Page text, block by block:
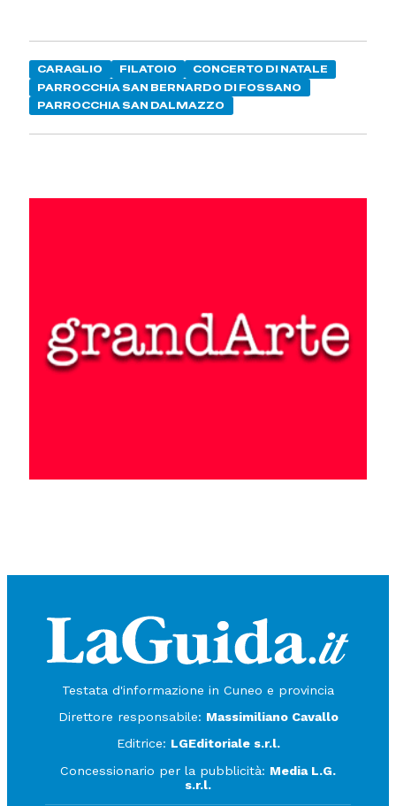
CARAGLIO FILATOIO
CONCERTO DI NATALE
PARROCCHIA SAN BERNARDO DI FOSSANO
PARROCCHIA SAN DALMAZZO
Testata d'informazione in Cuneo e provincia
Direttore responsabile: Massimiliano Cavallo
Editrice: LGEditoriale s.r.l.
Concessionario per la pubblicità: Media L.G.
s.r.l.